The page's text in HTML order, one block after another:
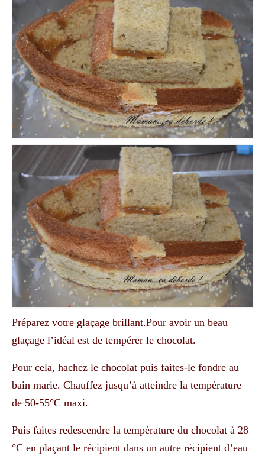
Préparez votre glaçage brillant.Pour avoir un beau
glaçage l’idéal est de tempérer le chocolat.
Pour cela, hachez le chocolat puis faites-le fondre au
bain marie. Chauffez jusqu’à atteindre la température
de 50-55°C maxi.
Puis faites redescendre la température du chocolat à 28
°C en plaçant le récipient dans un autre récipient d’eau